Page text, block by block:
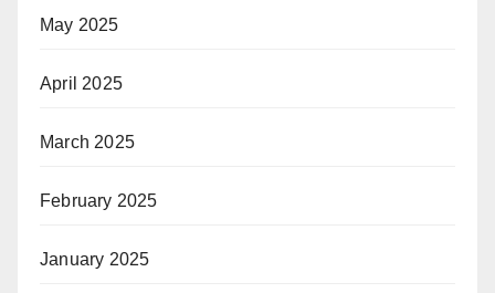
May 2025
April 2025
March 2025
February 2025
January 2025